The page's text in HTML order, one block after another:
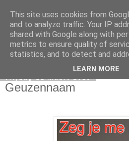
Elsbeth Teeling
Geuzennaam
This site uses cookies from
and to analyze traffic. Your IP
shared with Google along with
metrics to ensure quality of
statistics, and to detect and
LEARN MORE